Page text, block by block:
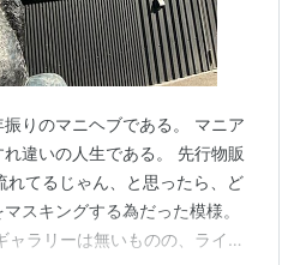
)/ 通常盤(asin:B00ATERPLO
の世界」
）
晋二（タワーレコード限定）
2010.02.10
)
りのマニヘブである。 マニア
違いの人生である。 先行物販
れてるじゃん、と思ったら、ど
スキングする為だった模様。
ャラリーは無いものの、ライブ